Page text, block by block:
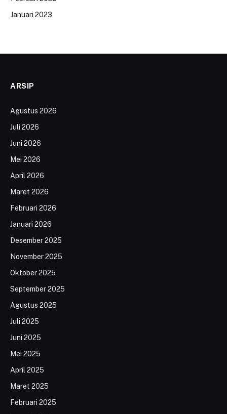
Januari 2023
ARSIP
Agustus 2026
Juli 2026
Juni 2026
Mei 2026
April 2026
Maret 2026
Februari 2026
Januari 2026
Desember 2025
November 2025
Oktober 2025
September 2025
Agustus 2025
Juli 2025
Juni 2025
Mei 2025
April 2025
Maret 2025
Februari 2025